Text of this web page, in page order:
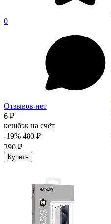
0
Отзывов нет
6 ₽
кешбэк на счёт
-19% 480 ₽
390 ₽
Купить